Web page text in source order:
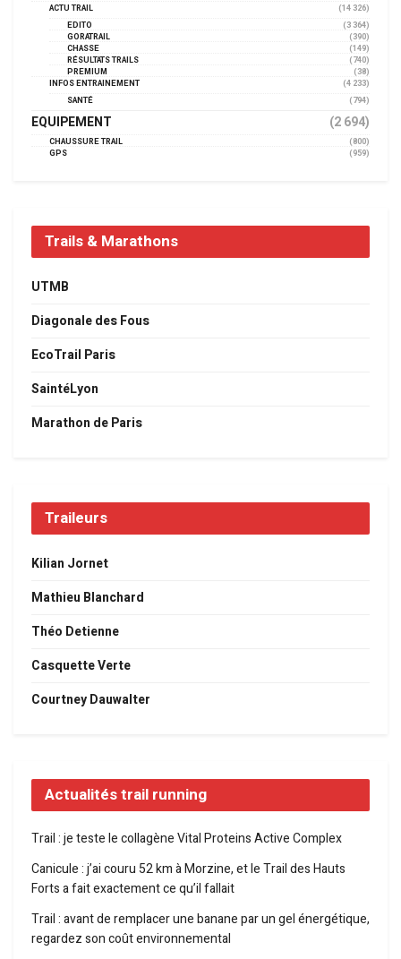
ACTU TRAIL
(14 326)
EDITO
(3 364)
GORATRAIL
(390)
CHASSE
(149)
RÉSULTATS TRAILS
(740)
PREMIUM
(38)
INFOS ENTRAINEMENT
(4 233)
SANTÉ
(794)
EQUIPEMENT (2 694)
CHAUSSURE TRAIL
(800)
GPS
(959)
Trails & Marathons
UTMB
Diagonale des Fous
EcoTrail Paris
SaintéLyon
Marathon de Paris
Traileurs
Kilian Jornet
Mathieu Blanchard
Théo Detienne
Casquette Verte
Courtney Dauwalter
Actualités trail running
Trail : je teste le collagène Vital Proteins Active Complex
Canicule : j’ai couru 52 km à Morzine, et le Trail des Hauts
Forts a fait exactement ce qu’il fallait
Trail : avant de remplacer une banane par un gel énergétique,
regardez son coût environnemental